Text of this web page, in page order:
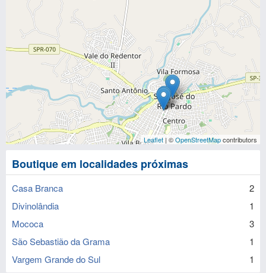
Leaflet | ©OpenStreetMapcontributors
Boutique em localidades próximas
Casa Branca
2
Divinolândia
1
Mococa
3
São Sebastião da Grama
1
Vargem Grande do Sul
1